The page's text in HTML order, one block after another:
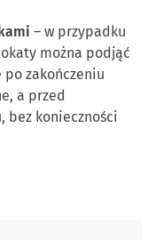
– w przypadku
można podjąć
zakończeniu
a przed
bez konieczności